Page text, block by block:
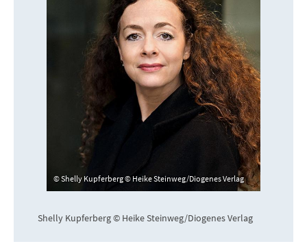
Shelly Kupferberg © Heike Steinweg/Diogenes Verlag
Shelly Kupferberg © Heike Steinweg/Diogenes Verlag